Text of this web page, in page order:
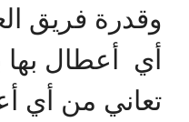
وقدرة فريق
أي أعطال
تعاني من أي